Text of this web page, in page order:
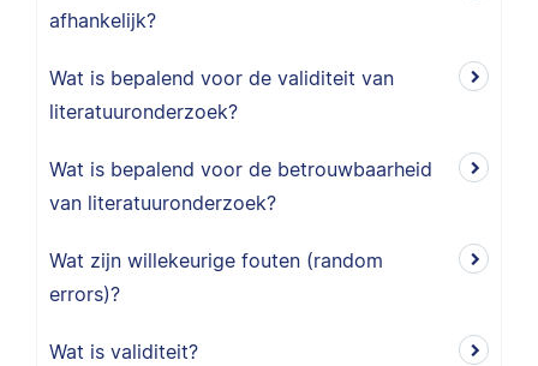
afhankelijk?
Wat is bepalend voor de validiteit van
literatuuronderzoek?
Wat is bepalend voor de betrouwbaarheid
van literatuuronderzoek?
Wat zijn willekeurige fouten (random
errors)?
Wat is validiteit?